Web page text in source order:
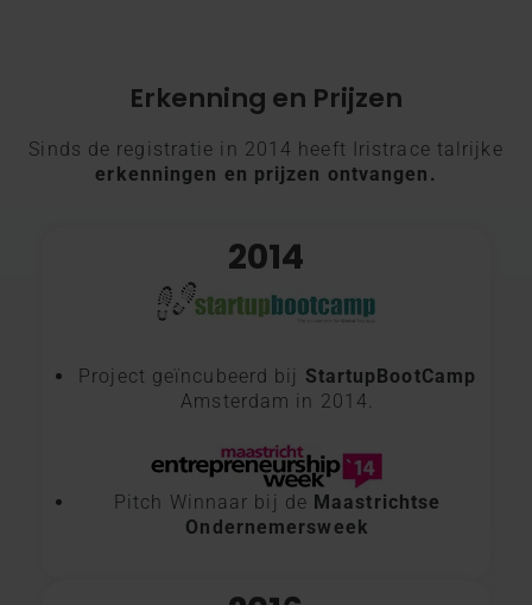
Erkenning en Prijzen
Sinds de registratie in 2014 heeft Iristrace talrijke
erkenningen en prijzen ontvangen.
2014
Project geïncubeerd bij StartupBootCamp
Amsterdam in 2014.
Pitch Winnaar bij de Maastrichtse
Ondernemersweek